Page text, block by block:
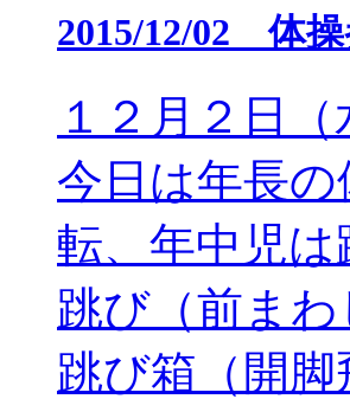
2015/12/02 体
１２月２日
今日は年長
転、年中児
跳び（前ま
跳び箱（開